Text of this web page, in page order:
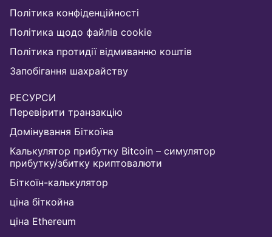
Політика конфіденційності
Політика щодо файлів cookie
Політика протидії відмиванню коштів
Запобігання шахрайству
РЕСУРСИ
Перевірити транзакцію
Домінування Біткоїна
Калькулятор прибутку Bitcoin – симулятор
прибутку/збитку криптовалюти
Біткоїн-калькулятор
ціна біткойна
ціна Ethereum